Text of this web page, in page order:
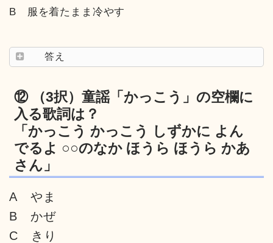
B 服を着たまま冷やす
答え
⑫ （3択）童謡「かっこう」の空欄に
入る歌詞は？
「かっこう かっこう しずかに よん
でるよ ○○のなか ほうら ほうら かあ
さん」
A やま
B かぜ
C きり